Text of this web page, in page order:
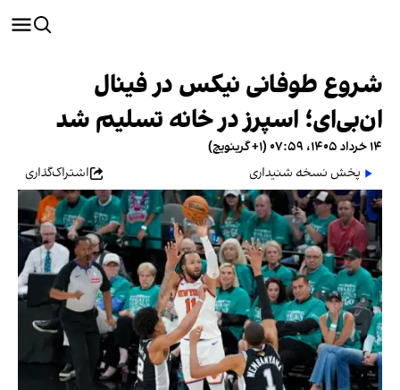
شروع طوفانی نیکس در فینال
ان‌بی‌ای؛ اسپرز در خانه تسلیم شد
۱۴ خرداد ۱۴۰۵، ۰۷:۵۹ (‎+۱ گرینویچ)
پخش نسخه شنیداری
اشتراک‌گذاری